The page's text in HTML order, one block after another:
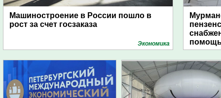
Машиностроение в России пошло в
рост за счет госзаказа
Экономика